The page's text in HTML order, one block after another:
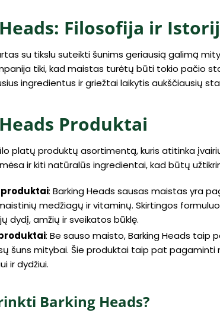
Filosofija ir
su tikslu suteikti šunims geriausią galimą
tiki, kad maistas turėtų būti tokio pačio
ingredientus ir griežtai laikytis aukščiausių
Produktai
platų produktų asortimentą, kuris atitinka
ir kiti natūralūs ingredientai, kad būtų
produktai: Barking Heads sausas maistas yra
medžiagų ir vitaminų. Skirtingos
dydį, amžių ir sveikatos būklę.
: Be sauso maisto, Barking Heads taip
šuns mitybai. Šie produktai taip pat
ir dydžiui.
Barking Heads?